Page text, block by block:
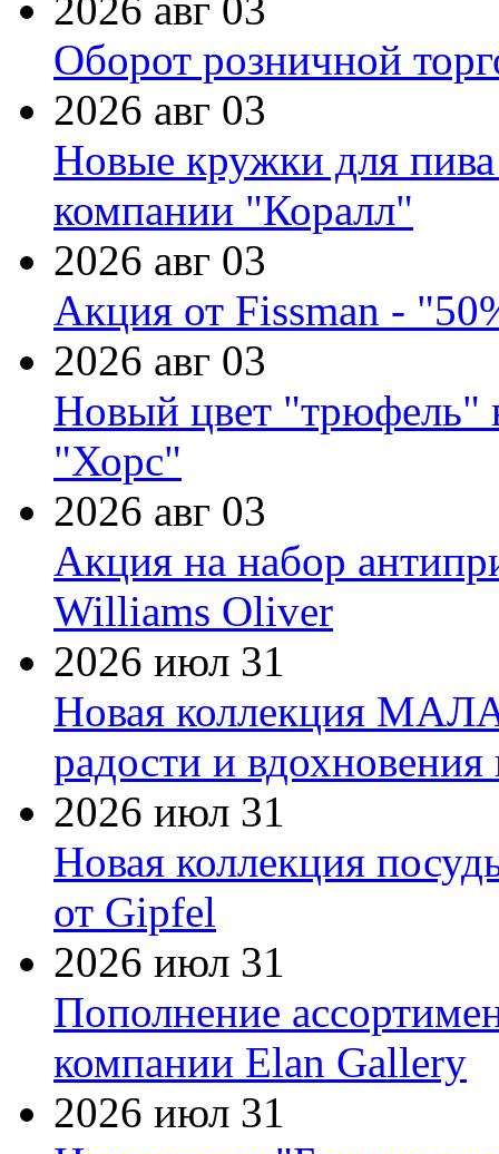
Оборот розничной
2026 авг 03
Новые кружки для
компании "Коралл"
2026 авг 03
Акция от Fissman -
2026 авг 03
Новый цвет "трюфель"
"Хорс"
2026 авг 03
Акция на набор
Williams Oliver
2026 июл 31
Новая коллекция
радости и
2026 июл 31
Новая коллекция
от Gipfel
2026 июл 31
Пополнение
компании Elan Gallery
2026 июл 31